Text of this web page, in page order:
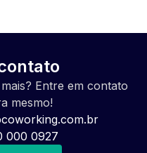
Entre em contato
mesmo!
000 0927